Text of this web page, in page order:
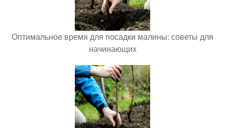
Оптимальное время для посадки малины: советы для
начинающих